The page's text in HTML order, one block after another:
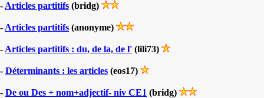
- Articles partitifs (bridg)
- Articles partitifs (anonyme)
- Articles partitifs : du, de la, de l' (lili73)
- Déterminants : les articles (eos17)
- De ou Des + nom+adjectif- niv CE1 (bridg)